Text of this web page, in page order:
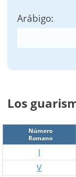
Arábigo:
Los
Número
Romano
I
V